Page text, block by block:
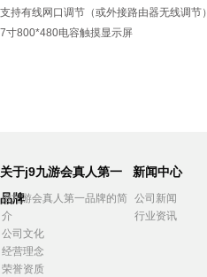
支持有线网口调节（或外接路由器无线调节）
7寸800*480电容触摸显示屏
关于j9九游会真人第一
品牌
j9九游会真人第一品牌的简
介
公司文化
经营理念
荣誉资质
新闻中心
公司新闻
行业资讯